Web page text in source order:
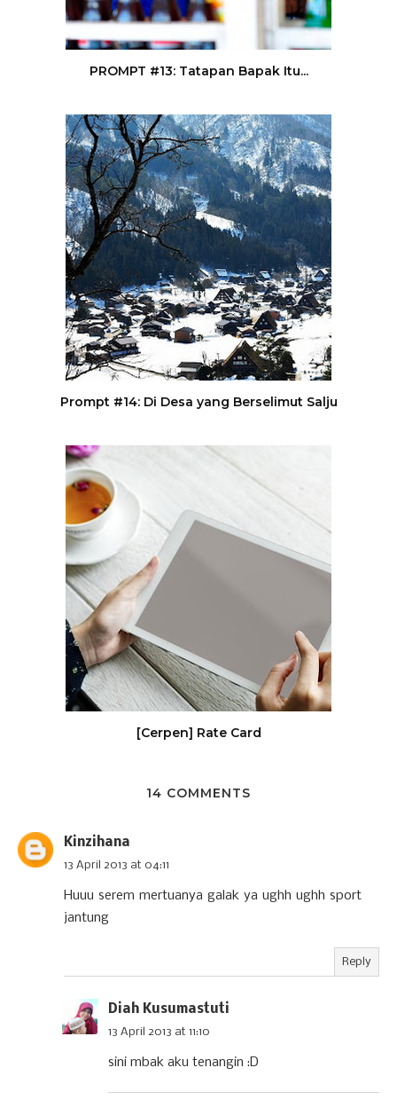
PROMPT #13: Tatapan Bapak Itu...
Prompt #14: Di Desa yang Berselimut Salju
[Cerpen] Rate Card
14 COMMENTS
Kinzihana
13 April 2013 at 04:11
Huuu serem mertuanya galak ya ughh ughh sport
jantung
Reply
Diah Kusumastuti
13 April 2013 at 11:10
sini mbak aku tenangin :D